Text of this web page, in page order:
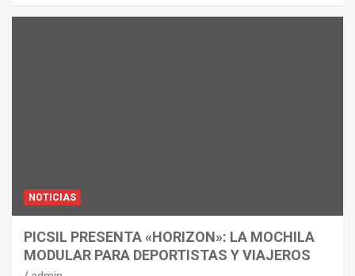
NOTICIAS
PICSIL PRESENTA «HORIZON»: LA MOCHILA
MODULAR PARA DEPORTISTAS Y VIAJEROS